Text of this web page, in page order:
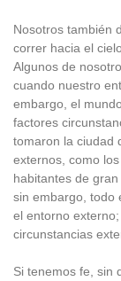
Nosotros también
correr hacia el
Algunos de
cuando nuestro
embargo, el
factores
tomaron la ciudad
externos, como
habitantes de
sin embargo, todo
el entorno
circunstancias
Si tenemos fe, sin